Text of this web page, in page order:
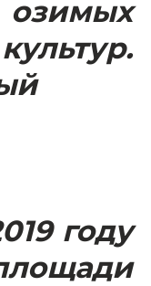
году